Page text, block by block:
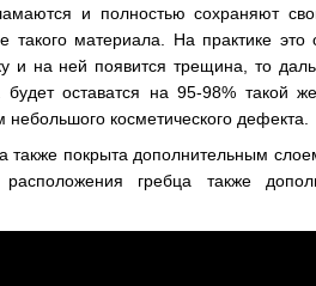
и полностью сохраняют
такого материала. На практике это
и на ней появится трещина, то
будет оставатся на 95-98% такой
косметического дефекта.
также покрыта дополнительным
гребца также